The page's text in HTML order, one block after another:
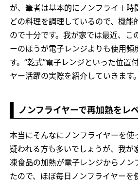
が、筆者は基本的にノンフライ＋時
どの料理を調理しているので、機能
ので十分です。我が家では最近、こ
ーのほうが電子レンジよりも使用頻
す。“乾式”電子レンジといった位置
ヤー活躍の実際を紹介していきます。
ノンフライヤーで再加熱をレ
本当にそんなにノンフライヤーを
疑われる方も多いでしょうが、我が
凍食品の加熱が電子レンジからノン
たので、ほぼ毎日ノンフライヤーを